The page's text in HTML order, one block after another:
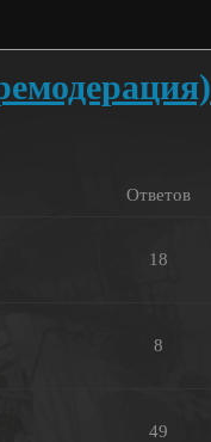
Ответов
18
8
49